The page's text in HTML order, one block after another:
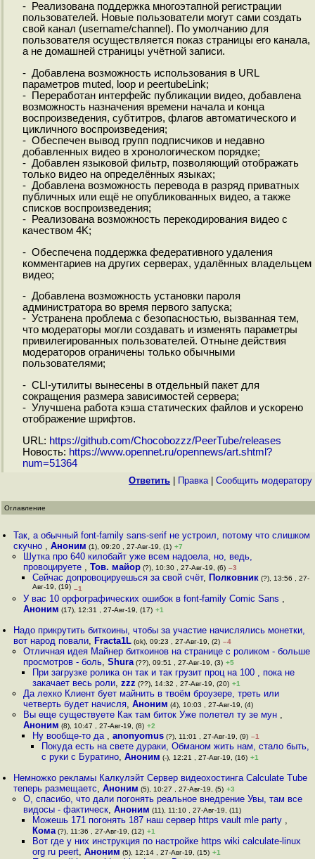
- Реализована поддержка многоэтапной регистрации
пользователей. Новые пользователи могут сами создать
свой канал (username/channel). По умолчанию для
пользователя осуществляется показ страницы его канала,
а не домашней страницы учётной записи.
- Добавлена возможность использования в URL
параметров muted, loop и peertubeLink;
- Переработан интерфейс публикации видео, добавлена
возможность назначения времени начала и конца
воспроизведения, субтитров, флагов автоматического и
цикличного воспроизведения;
- Обеспечен вывод групп подписчиков и недавно
добавленных видео в хронологическом порядке;
- Добавлен языковой фильтр, позволяющий отображать
только видео на определённых языках;
- Добавлена возможность перевода в разряд приватных
публичных или ещё не опубликованных видео, а также
списков воспроизведения;
- Реализована возможность перекодирования видео с
качеством 4K;
- Обеспечена поддержка федеративного удаления
комментариев на других серверах, удалённых владельцем
видео;
- Добавлена возможность установки пароля
администратора во время первого запуска;
- Устранена проблема с безопасностью, вызванная тем,
что модераторы могли создавать и изменять параметры
привилегированных пользователей. Отныне действия
модераторов ограничены только обычными
пользователями;
- CLI-утилиты вынесены в отдельный пакет для
сокращения размера зависимостей сервера;
- Улучшена работа кэша статических файлов и ускорено
отображение шрифтов.
URL: https://github.com/Chocobozzz/PeerTube/releases
Новость: https://www.opennet.ru/opennews/art.shtml?
num=51364
Ответить Правка| Cообщить модератору
Оглавление
Так, а обычный font-family sans-serif не устроил, потому что слишком
скучно ,Аноним (1), 09:20 , 27-Авг-19, (1) +7
Шутка про 640 килобайт уже всем надоела, но, ведь,
провоцируете , Тов. майор(?), 10:30 , 27-Авг-19, (6) –3
Сейчас допровоцируешься за свой счёт, Полковник(?), 13:56 , 27-
Авг-19, (19) –1
У вас 10 орфографических ошибок в font-family Comic Sans ,
Аноним (17), 12:31 , 27-Авг-19, (17) +1
Надо прикрутить биткоины, чтобы за участие начислялись монетки,
вот народ повали, Fracta1L (ok), 09:23 , 27-Авг-19, (2) –4
Отличная идея Майнер биткоинов на странице с роликом - больше
просмотров - боль, Shura(??), 09:51 , 27-Авг-19, (3) +5
При загрузке ролика он так и так грузит проц на 100 , пока не
закачает весь роли, zzz (??), 14:32 , 27-Авг-19, (20) +1
Да лехко Клиент бует майнить в твоём броузере, треть или
четверть будет начисля, Аноним (4), 10:03 , 27-Авг-19, (4)
Вы еще существуете Как там биток Уже полетел ту зе мун ,
Аноним (8), 10:47 , 27-Авг-19, (8) +2
Ну вообще-то да , anonyomus(?), 11:01 , 27-Авг-19, (9) –1
Покуда есть на свете дураки, Обманом жить нам, стало быть,
с руки с Буратино,Аноним (-), 12:21 , 27-Авг-19, (16) +1
Немножко рекламы Калкулэйт Сервер видеохостинга Calculate Tube
теперь размещаетс,Аноним (5), 10:27 , 27-Авг-19, (5) +3
О, спасибо, что дали погонять реальное внедрение Увы, там все
видосы - фактическ, Аноним (11), 11:10 , 27-Авг-19, (11)
Можешь 171 погонять 187 наш сервер https vault mle party ,
Кома(?), 11:36 , 27-Авг-19, (12) +1
Вот где у них инструкция по настройке https wiki calculate-linux
org ru peert, Аноним (5), 12:14 , 27-Авг-19, (15) +1